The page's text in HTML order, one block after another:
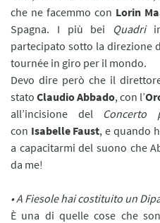
che ne facemmo con Lorin
Spagna. I più bei Quadri
partecipato sotto la direzione
tournée in giro per il mondo.
Devo dire però che il
stato Claudio Abbado, con l’
all’incisione del Concerto
con Isabelle Faust, e quando
a capacitarmi del suono che
da me!
• A Fiesole hai costituito un
È una di quelle cose che